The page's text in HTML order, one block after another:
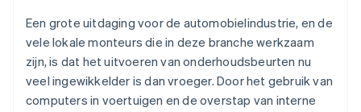
Een grote uitdaging voor de automobielindustrie, en de
vele lokale monteurs die in deze branche werkzaam
zijn, is dat het uitvoeren van onderhoudsbeurten nu
veel ingewikkelder is dan vroeger. Door het gebruik van
computers in voertuigen en de overstap van interne